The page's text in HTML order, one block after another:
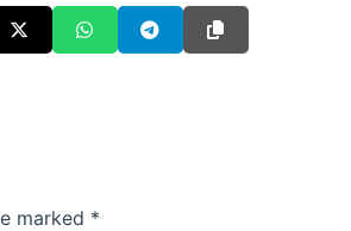
marked *